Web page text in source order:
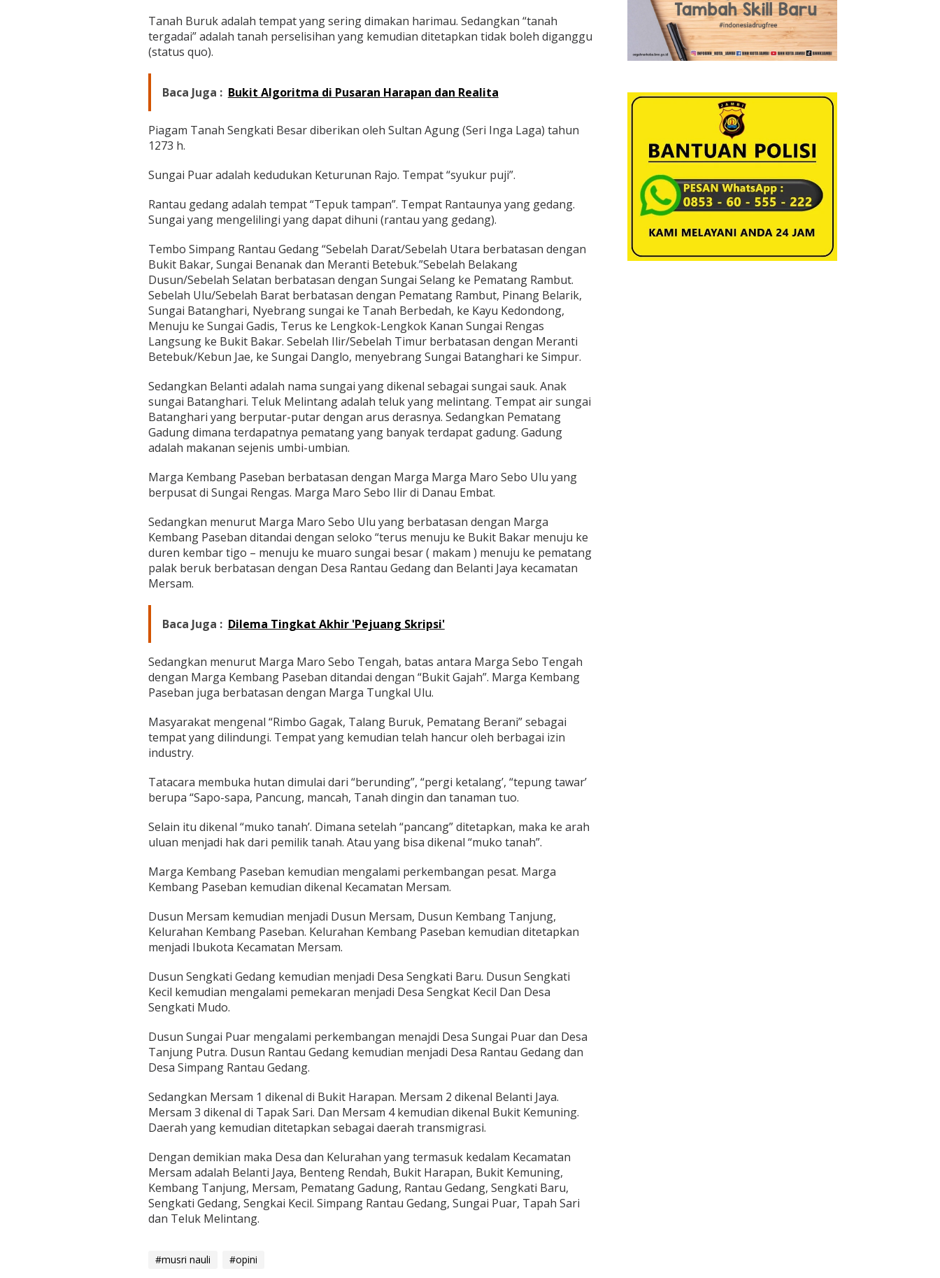
Tanah Buruk adalah tempat yang sering dimakan harimau. Sedangkan “tanah
tergadai” adalah tanah perselisihan yang kemudian ditetapkan tidak boleh diganggu
(status quo).
Baca Juga : Bukit Algoritma di Pusaran Harapan dan Realita
Piagam Tanah Sengkati Besar diberikan oleh Sultan Agung (Seri Inga Laga) tahun
1273 h.
Sungai Puar adalah kedudukan Keturunan Rajo. Tempat “syukur puji”.
Rantau gedang adalah tempat “Tepuk tampan”. Tempat Rantaunya yang gedang.
Sungai yang mengelilingi yang dapat dihuni (rantau yang gedang).
Tembo Simpang Rantau Gedang “Sebelah Darat/Sebelah Utara berbatasan dengan
Bukit Bakar, Sungai Benanak dan Meranti Betebuk.”Sebelah Belakang
Dusun/Sebelah Selatan berbatasan dengan Sungai Selang ke Pematang Rambut.
Sebelah Ulu/Sebelah Barat berbatasan dengan Pematang Rambut, Pinang Belarik,
Sungai Batanghari, Nyebrang sungai ke Tanah Berbedah, ke Kayu Kedondong,
Menuju ke Sungai Gadis, Terus ke Lengkok-Lengkok Kanan Sungai Rengas
Langsung ke Bukit Bakar. Sebelah Ilir/Sebelah Timur berbatasan dengan Meranti
Betebuk/Kebun Jae, ke Sungai Danglo, menyebrang Sungai Batanghari ke Simpur.
Sedangkan Belanti adalah nama sungai yang dikenal sebagai sungai sauk. Anak
sungai Batanghari. Teluk Melintang adalah teluk yang melintang. Tempat air sungai
Batanghari yang berputar-putar dengan arus derasnya. Sedangkan Pematang
Gadung dimana terdapatnya pematang yang banyak terdapat gadung. Gadung
adalah makanan sejenis umbi-umbian.
Marga Kembang Paseban berbatasan dengan Marga Marga Maro Sebo Ulu yang
berpusat di Sungai Rengas. Marga Maro Sebo Ilir di Danau Embat.
Sedangkan menurut Marga Maro Sebo Ulu yang berbatasan dengan Marga
Kembang Paseban ditandai dengan seloko “terus menuju ke Bukit Bakar menuju ke
duren kembar tigo – menuju ke muaro sungai besar ( makam ) menuju ke pematang
palak beruk berbatasan dengan Desa Rantau Gedang dan Belanti Jaya kecamatan
Mersam.
Baca Juga : Dilema Tingkat Akhir 'Pejuang Skripsi'
Sedangkan menurut Marga Maro Sebo Tengah, batas antara Marga Sebo Tengah
dengan Marga Kembang Paseban ditandai dengan “Bukit Gajah”. Marga Kembang
Paseban juga berbatasan dengan Marga Tungkal Ulu.
Masyarakat mengenal “Rimbo Gagak, Talang Buruk, Pematang Berani” sebagai
tempat yang dilindungi. Tempat yang kemudian telah hancur oleh berbagai izin
industry.
Tatacara membuka hutan dimulai dari “berunding”, “pergi ketalang’, “tepung tawar’
berupa “Sapo-sapa, Pancung, mancah, Tanah dingin dan tanaman tuo.
Selain itu dikenal “muko tanah’. Dimana setelah “pancang” ditetapkan, maka ke arah
uluan menjadi hak dari pemilik tanah. Atau yang bisa dikenal “muko tanah”.
Marga Kembang Paseban kemudian mengalami perkembangan pesat. Marga
Kembang Paseban kemudian dikenal Kecamatan Mersam.
Dusun Mersam kemudian menjadi Dusun Mersam, Dusun Kembang Tanjung,
Kelurahan Kembang Paseban. Kelurahan Kembang Paseban kemudian ditetapkan
menjadi Ibukota Kecamatan Mersam.
Dusun Sengkati Gedang kemudian menjadi Desa Sengkati Baru. Dusun Sengkati
Kecil kemudian mengalami pemekaran menjadi Desa Sengkat Kecil Dan Desa
Sengkati Mudo.
Dusun Sungai Puar mengalami perkembangan menajdi Desa Sungai Puar dan Desa
Tanjung Putra. Dusun Rantau Gedang kemudian menjadi Desa Rantau Gedang dan
Desa Simpang Rantau Gedang.
Sedangkan Mersam 1 dikenal di Bukit Harapan. Mersam 2 dikenal Belanti Jaya.
Mersam 3 dikenal di Tapak Sari. Dan Mersam 4 kemudian dikenal Bukit Kemuning.
Daerah yang kemudian ditetapkan sebagai daerah transmigrasi.
Dengan demikian maka Desa dan Kelurahan yang termasuk kedalam Kecamatan
Mersam adalah Belanti Jaya, Benteng Rendah, Bukit Harapan, Bukit Kemuning,
Kembang Tanjung, Mersam, Pematang Gadung, Rantau Gedang, Sengkati Baru,
Sengkati Gedang, Sengkai Kecil. Simpang Rantau Gedang, Sungai Puar, Tapah Sari
dan Teluk Melintang.
#musri nauli #opini